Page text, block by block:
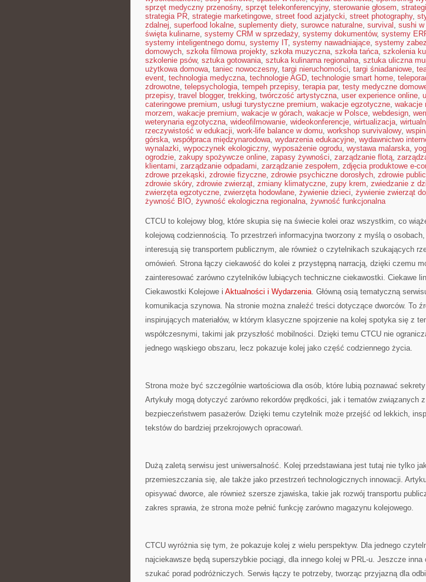
sprzęt medyczny przenośny, sprzęt telekonferencyjny, sterowanie głosem,
strategia PR, strategie marketingowe, street food azjatycki, street photography,
zdalnej, superfood lokalne, suplementy diety, surowce naturalne, survival , sushi w
święta kulinarne, systemy CRM w sprzedaży, systemy dokumentów, systemy
systemy inteligentnego domu, systemy IT, systemy nawadniające, systemy
domowych, szkoła filmowa projekty, szkoła muzyczna, szkoła tańca, szkolenia
szkolenie psów, sztuka gotowania, sztuka kulinarna regionalna, sztuka uliczna
użytkowa domowa, taniec nowoczesny, targi nieruchomości, targi śniadaniowe,
event, technologia medyczna, technologie AGD, technologie smart home,
zdrowotne, telepsychologia, tempeh przepisy, terapia par, testy medyczne
przepisy, travel blogger, trekking, twórczość artystyczna, user experience online,
cateringowe premium, usługi turystyczne premium, wakacje egzotyczne, wakacje
morzem, wakacje premium, wakacje w górach, wakacje w Polsce, webdesign,
weterynaria egzotyczna, wideofilmowanie, wideokonferencje, wirtualizacja,
rzeczywistość w edukacji, work-life balance w domu, workshop survivalowy,
górska, współpraca międzynarodowa, wydarzenia edukacyjne, wydawnictwo
wynalazki, wypoczynek ekologiczny, wyposażenie ogrodu, wystawa malarska,
ogrodzie, zakupy spożywcze online, zapasy żywności, zarządzanie flotą,
klientami, zarządzanie odpadami, zarządzanie zespołem, zdjęcia produktowe e-
zdrowe przekąski, zdrowie fizyczne, zdrowie psychiczne dorosłych, zdrowie
zdrowie skóry, zdrowie zwierząt, zmiany klimatyczne, zupy krem, zwiedzanie z
zwierzęta egzotyczne, zwierzęta hodowlane, żywienie dzieci, żywienie zwierząt
żywność BIO, żywność ekologiczna regionalna, żywność funkcjonalna
CTCU to kolejowy blog, które skupia się na świecie kolei oraz wszystkim, co
kolejową codziennością. To przestrzeń informacyjna tworzony z myślą o
interesują się transportem publicznym, ale również o czytelnikach szukających
omówień. Strona łączy ciekawość do kolei z przystępną narracją, dzięki czemu
zainteresować zarówno czytelników lubiących techniczne ciekawostki. Ciekawe
Ciekawostki Kolejowe i Aktualności i Wydarzenia. Główną osią tematyczną
komunikacja szynowa. Na stronie można znaleźć treści dotyczące dworców. To
inspirujących materiałów, w którym klasyczne spojrzenie na kolej spotyka się z
współczesnymi, takimi jak przyszłość mobilności. Dzięki temu CTCU nie
jednego wąskiego obszaru, lecz pokazuje kolej jako część codziennego życia.
Strona może być szczególnie wartościowa dla osób, które lubią poznawać
Artykuły mogą dotyczyć zarówno rekordów prędkości, jak i tematów związanych z
bezpieczeństwem pasażerów. Dzięki temu czytelnik może przejść od lekkich,
tekstów do bardziej przekrojowych opracowań.
Dużą zaletą serwisu jest uniwersalność. Kolej przedstawiana jest tutaj nie tylko
przemieszczania się, ale także jako przestrzeń technologicznych innowacji.
opisywać dworce, ale również szersze zjawiska, takie jak rozwój transportu
zakres sprawia, że strona może pełnić funkcję zarówno magazynu kolejowego.
CTCU wyróżnia się tym, że pokazuje kolej z wielu perspektyw. Dla jednego
najciekawsze będą superszybkie pociągi, dla innego kolej w PRL-u. Jeszcze inna
szukać porad podróżniczych. Serwis łączy te potrzeby, tworząc przyjazną dla